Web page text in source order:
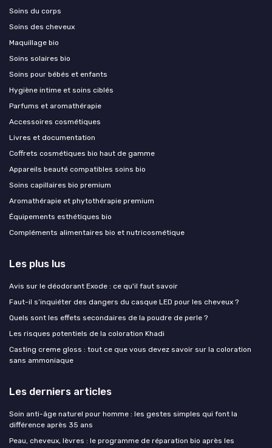
Soins du corps
Soins des cheveux
Maquillage bio
Soins solaires bio
Soins pour bébés et enfants
Hygiène intime et soins ciblés
Parfums et aromathérapie
Accessoires cosmétiques
Livres et documentation
Coffrets cosmétiques bio haut de gamme
Appareils beauté compatibles soins bio
Soins capillaires bio premium
Aromathérapie et phytothérapie premium
Équipements esthétiques bio
Compléments alimentaires bio et nutricosmétique
Les plus lus
Avis sur le déodorant Exode : ce qu'il faut savoir
Faut-il s’inquiéter des dangers du casque LED pour les cheveux ?
Quels sont les effets secondaires de la poudre de perle ?
Les risques potentiels de la coloration Khadi
Casting creme gloss : tout ce que vous devez savoir sur la coloration
sans ammoniaque
Les derniers articles
Soin anti-âge naturel pour homme : les gestes simples qui font la
différence après 35 ans
Peau, cheveux, lèvres : le programme de réparation bio après les